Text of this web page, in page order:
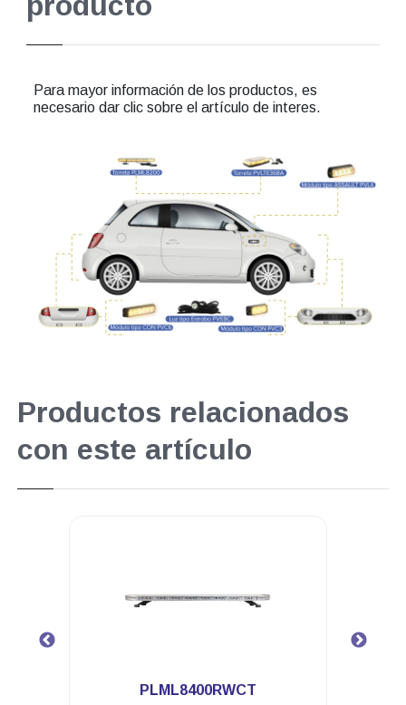
Para mayor información de los productos, es
necesario dar clic sobre el artículo de interes.
Productos relacionados
con este artículo
PVET38RB